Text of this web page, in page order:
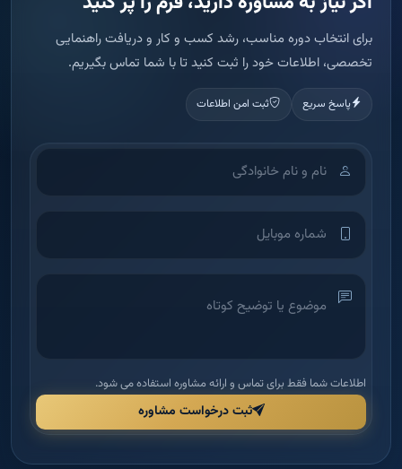
برای انتخاب دوره مناسب، رشد کسب و کار و دریافت راهنمایی
تخصصی، اطلاعات خود را ثبت کنید تا با شما تماس بگیریم.
پاسخ سریع ثبت امن اطلاعات
اطلاعات شما فقط برای تماس و ارائه مشاوره استفاده می شود.
ثبت درخواست مشاوره